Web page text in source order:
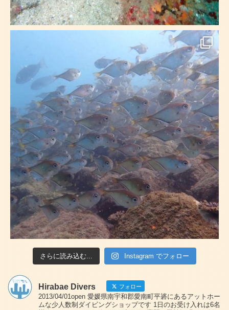
さらに読み込む... Instagram でフォロー
Hirabae Divers フォロー
2013/04/01open 愛媛県南宇和郡愛南町平碆にあるアットホー
ムな少人数制ダイビングショップです 1日のお受け入れは6名